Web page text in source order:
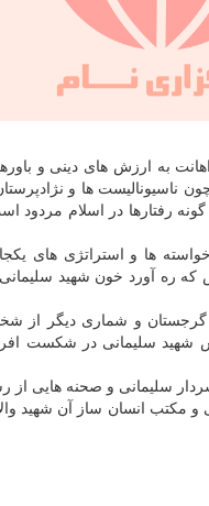
به ارزش های دینی و
ها و
رفتارها در اسلام مردود
ها و استراتژی های
که ره آورد خون شهید
گرجستان و شماری دیگر از
شهید سلیمانی در شکست
سلیمانی و صحنه هایی از
مکتب انسان ساز آن شهید